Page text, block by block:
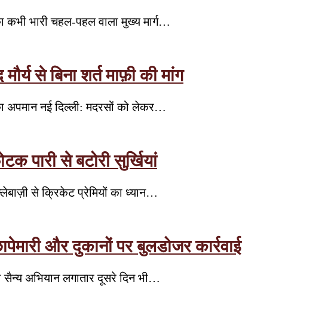
भारी चहल-पहल वाला मुख्य मार्ग…
से बिना शर्त माफ़ी की मांग
अपमान नई दिल्ली: मदरसों को लेकर…
पारी से बटोरी सुर्खियां
से क्रिकेट प्रेमियों का ध्यान…
और दुकानों पर बुलडोजर कार्रवाई
अभियान लगातार दूसरे दिन भी…